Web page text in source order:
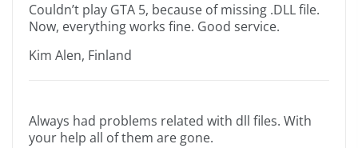
Couldn’t play GTA 5, because of missing .DLL file.
Now, everything works fine. Good service.
Kim Alen, Finland
Always had problems related with dll files. With
your help all of them are gone.